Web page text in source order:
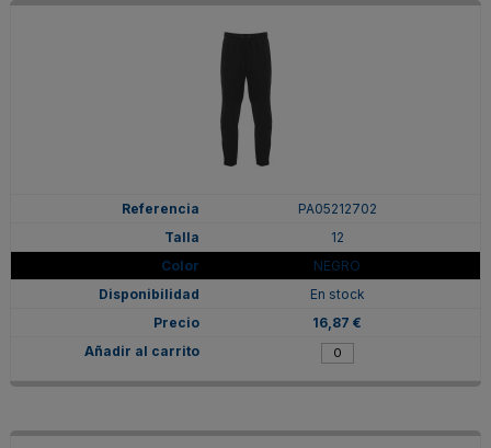
PA05212702
12
NEGRO
En stock
16,87 €